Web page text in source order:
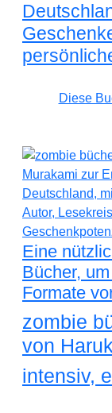
Diese
Eine
Bücher,
Formate
zombie
von
intensiv,